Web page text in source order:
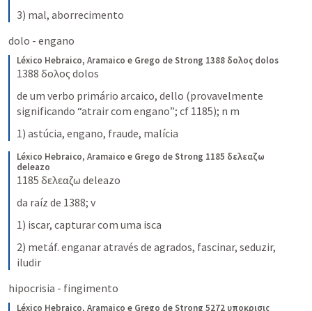
3) mal, aborrecimento
dolo - engano
Léxico Hebraico, Aramaico e Grego de Strong 1388 δολος dolos
1388 δολος dolos
de um verbo primário arcaico, dello (provavelmente
significando “atrair com engano”; cf 1185); n m
1) astúcia, engano, fraude, malícia
Léxico Hebraico, Aramaico e Grego de Strong 1185 δελεαζω
deleazo
1185 δελεαζω deleazo
da raíz de 1388; v
1) iscar, capturar com uma isca
2) metáf. enganar através de agrados, fascinar, seduzir,
iludir
hipocrisia - fingimento
Léxico Hebraico, Aramaico e Grego de Strong 5272 υποκρισις